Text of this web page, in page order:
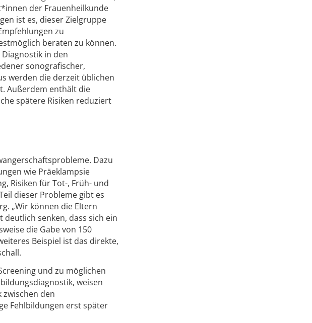
der Frauenheilkunde
ist es, dieser Zielgruppe
zu
beraten zu können.
in den
sonografischer,
werden die derzeit üblichen
Außerdem enthält die
spätere Risiken reduziert
Dazu
wie Präeklampsie
Risiken für Tot-, Früh- und
dieser Probleme gibt es
„Wir können die Eltern
senken, dass sich ein
die Gabe von 150
Beispiel ist das direkte,
und zu möglichen
weisen
den
Fehlbildungen erst später